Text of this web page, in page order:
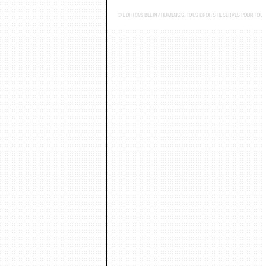
© ...DITIONS BELIN / HUMENSIS. TOUS DROITS R...SERV...S POUR TOUS PAYS - P